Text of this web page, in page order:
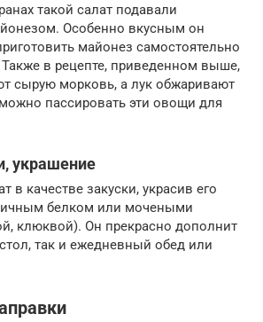
такой салат подавали
Особенно вкусным он
майонез самостоятельно
в рецепте, приведенном выше,
сырую морковь, а лук обжаривают
пассировать эти овощи для
украшение
в качестве закуски, украсив его
белком или мочеными
клюквой). Он прекрасно дополнит
так и ежедневный обед или